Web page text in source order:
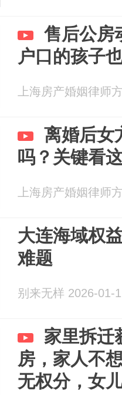
售后公房
户口的孩子
上海房产婚姻律师
离婚后女
吗？关键看
上海房产婚姻律师
大连海域权
难题
别来无样 2026-01-
家里拆迁
房，家人不
无权分，女